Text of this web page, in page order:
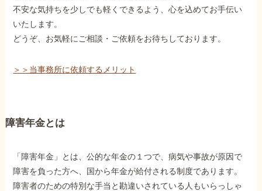
不安な気持ちを少しでも軽くできるよう、心を込めてお手伝い
いたします。
どうぞ、お気軽にご相談・ご依頼をお待ちしております。
＞＞当事務所に依頼するメリット
障害年金とは
「障害年金」とは、公的な年金の１つで、病気や事故が原因で
障害を負った方へ、国から年金が給付される制度であります。
障害者のための特別な手当と勘違いされている人もいらっしゃ